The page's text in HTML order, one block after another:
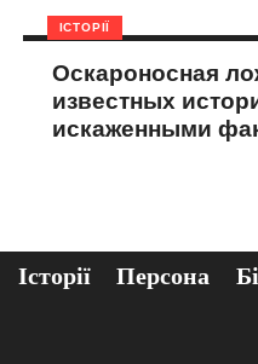
ІСТОРІЇ
Оскароносная
известных
искаженными
Історії Персона